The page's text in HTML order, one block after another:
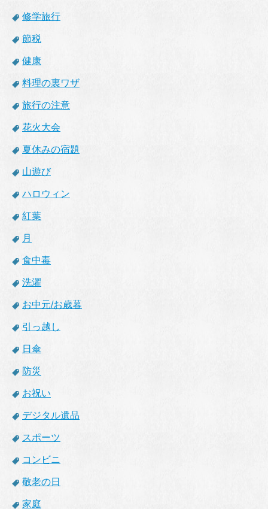
修学旅行
節税
健康
料理の裏ワザ
旅行の注意
花火大会
夏休みの宿題
山遊び
ハロウィン
紅葉
月
食中毒
洗濯
お中元/お歳暮
引っ越し
日傘
防災
お祝い
デジタル遺品
スポーツ
コンビニ
敬老の日
家庭